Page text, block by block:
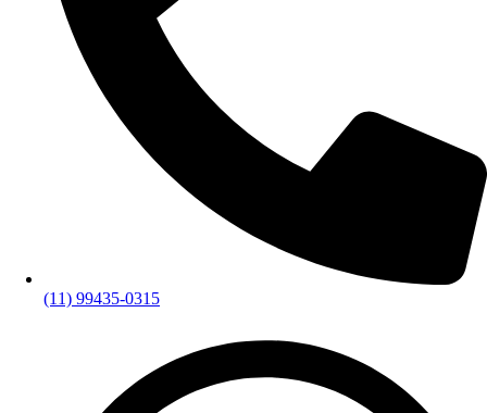
(11) 99435-0315